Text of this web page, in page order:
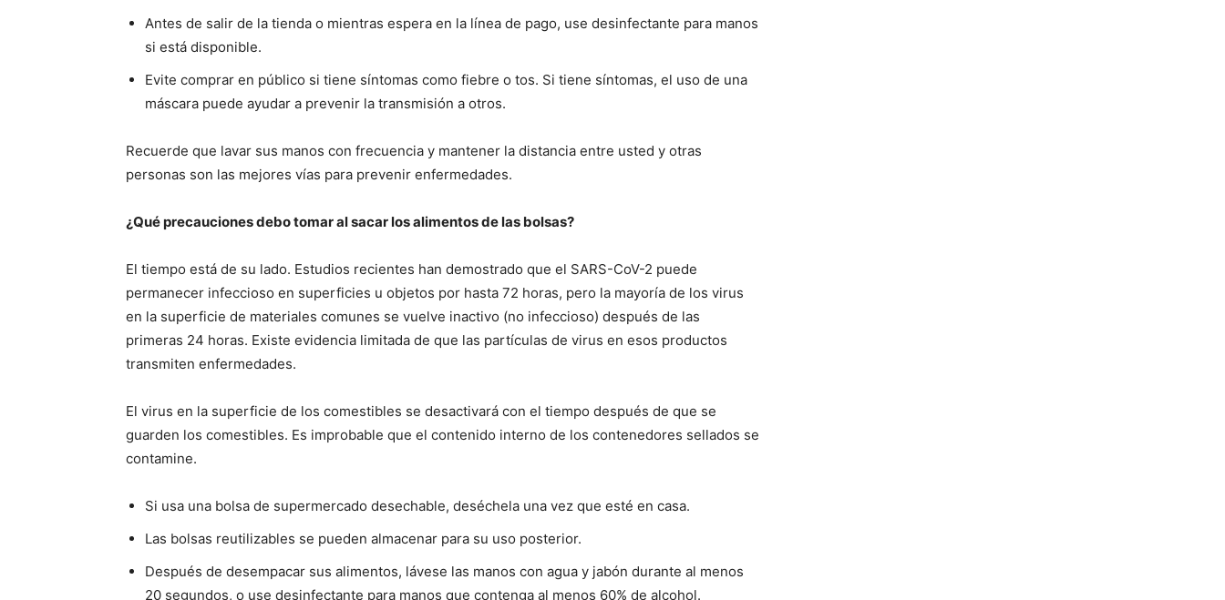
Antes de salir de la tienda o mientras espera en la línea de pago, use desinfectante para manos
si está disponible.
Evite comprar en público si tiene síntomas como fiebre o tos. Si tiene síntomas, el uso de una
máscara puede ayudar a prevenir la transmisión a otros.
Recuerde que lavar sus manos con frecuencia y mantener la distancia entre usted y otras
personas son las mejores vías para prevenir enfermedades.
¿Qué precauciones debo tomar al sacar los alimentos de las bolsas?
El tiempo está de su lado. Estudios recientes han demostrado que el SARS-CoV-2 puede
permanecer infeccioso en superficies u objetos por hasta 72 horas, pero la mayoría de los virus
en la superficie de materiales comunes se vuelve inactivo (no infeccioso) después de las
primeras 24 horas. Existe evidencia limitada de que las partículas de virus en esos productos
transmiten enfermedades.
El virus en la superficie de los comestibles se desactivará con el tiempo después de que se
guarden los comestibles. Es improbable que el contenido interno de los contenedores sellados se
contamine.
Si usa una bolsa de supermercado desechable, deséchela una vez que esté en casa.
Las bolsas reutilizables se pueden almacenar para su uso posterior.
Después de desempacar sus alimentos, lávese las manos con agua y jabón durante al menos
20 segundos, o use desinfectante para manos que contenga al menos 60% de alcohol.